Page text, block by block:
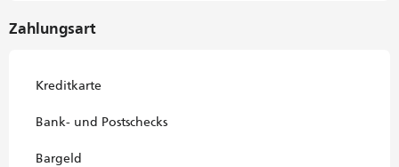
Zahlungsart
Kreditkarte
Bank- und Postschecks
Bargeld